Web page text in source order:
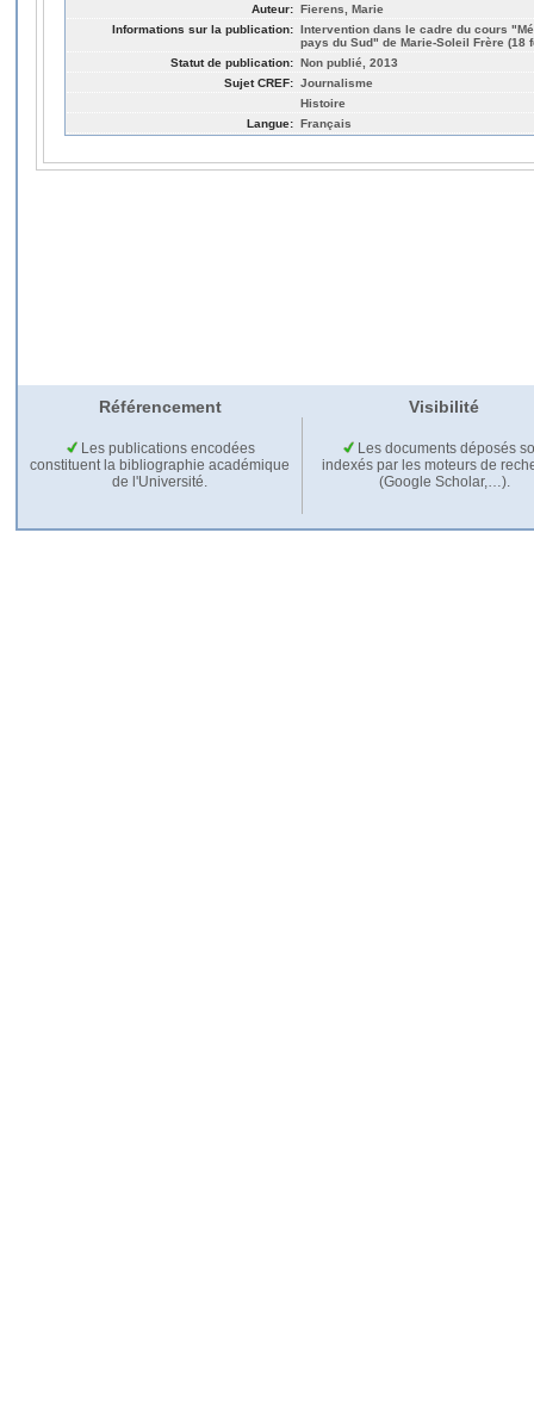
Auteur: Fierens, Marie
Informations sur la publication: Intervention dans le cadre du cours
pays du Sud" de Marie-Soleil Frère (18
Statut de publication: Non publié, 2013
Sujet CREF: Journalisme
Histoire
Langue: Français
Référencement Visibilité
Les publications encodées
constituent la bibliographie académique
de l'Université.
Les documents déposés
indexés par les moteurs de
(Google Scholar,…).